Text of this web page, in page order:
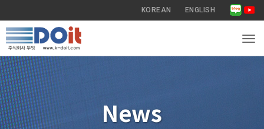
KOREAN ENGLISH
News